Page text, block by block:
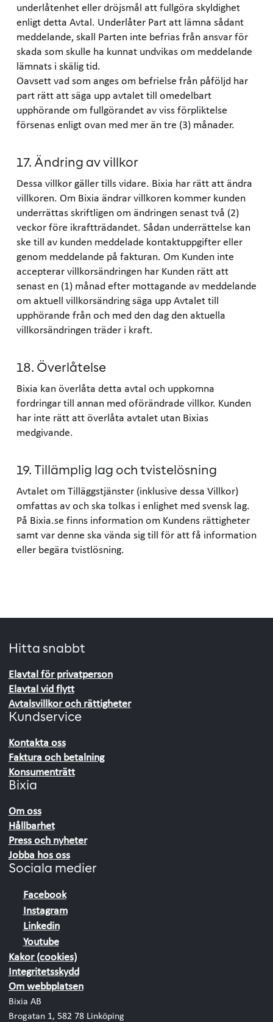
underlåtenhet eller dröjsmål att fullgöra skyldighet
enligt detta Avtal. Underlåter Part att lämna sådant
meddelande, skall Parten inte befrias från ansvar för
skada som skulle ha kunnat undvikas om meddelande
lämnats i skälig tid.
Oavsett vad som anges om befrielse från påföljd har
part rätt att säga upp avtalet till omedelbart
upphörande om fullgörandet av viss förpliktelse
försenas enligt ovan med mer än tre (3) månader.
17. Ändring av villkor
Dessa villkor gäller tills vidare. Bixia har rätt att ändra
villkoren. Om Bixia ändrar villkoren kommer kunden
underrättas skriftligen om ändringen senast två (2)
veckor före ikraftträdandet. Sådan underrättelse kan
ske till av kunden meddelade kontaktuppgifter eller
genom meddelande på fakturan. Om Kunden inte
accepterar villkorsändringen har Kunden rätt att
senast en (1) månad efter mottagande av meddelande
om aktuell villkorsändring säga upp Avtalet till
upphörande från och med den dag den aktuella
villkorsändringen träder i kraft.
18. Överlåtelse
Bixia kan överlåta detta avtal och uppkomna
fordringar till annan med oförändrade villkor. Kunden
har inte rätt att överlåta avtalet utan Bixias
medgivande.
19. Tillämplig lag och tvistelösning
Avtalet om Tilläggstjänster (inklusive dessa Villkor)
omfattas av och ska tolkas i enlighet med svensk lag.
På Bixia.se finns information om Kundens rättigheter
samt var denne ska vända sig till för att få information
eller begära tvistlösning.
Hitta snabbt
Elavtal för privatperson
Elavtal vid flytt
Avtalsvillkor och rättigheter
Kundservice
Kontakta oss
Faktura och betalning
Konsumenträtt
Bixia
Om oss
Hållbarhet
Press och nyheter
Jobba hos oss
Sociala medier
Facebook
Instagram
Linkedin
Youtube
Kakor (cookies)
Integritetsskydd
Om webbplatsen
Bixia AB
Brogatan 1, 582 78 Linköping